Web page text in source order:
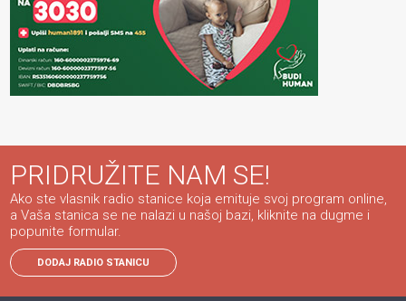
PRIDRUŽITE NAM SE!
Ako ste vlasnik radio stanice koja emituje svoj program online,
a Vaša stanica se ne nalazi u našoj bazi, kliknite na dugme i
popunite formular.
DODAJ RADIO STANICU